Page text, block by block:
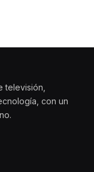
televisión,
con un